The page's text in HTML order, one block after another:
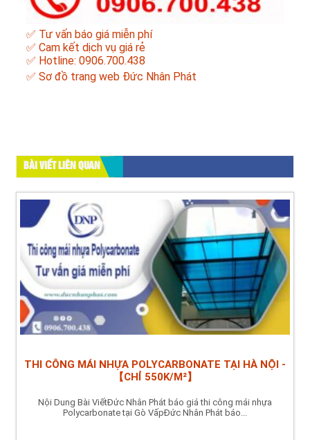
✅ Tư vấn báo giá miễn phí
✅ Cam kết dịch vụ giá rẻ
✅ Hotline: 0906.700.438
✅ Sơ đồ trang web Đức Nhân Phát
BÀI VIẾT LIÊN QUAN
THI CÔNG MÁI NHỰA POLYCARBONATE TẠI HÀ NỘI -
【CHỈ 550K/M²】
Nội Dung Bài ViếtĐức Nhân Phát báo giá thi công mái nhựa
Polycarbonate tại Gò VấpĐức Nhân Phát báo...